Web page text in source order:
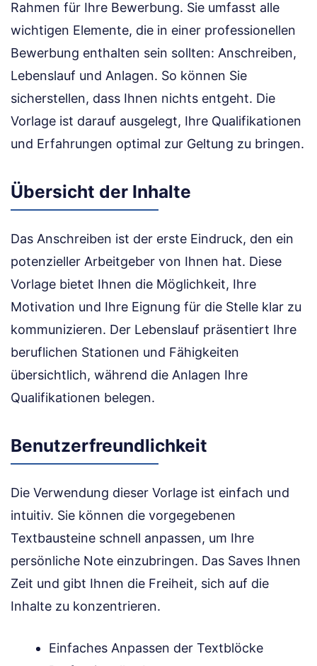
Rahmen für Ihre Bewerbung. Sie umfasst alle
wichtigen Elemente, die in einer professionellen
Bewerbung enthalten sein sollten: Anschreiben,
Lebenslauf und Anlagen. So können Sie
sicherstellen, dass Ihnen nichts entgeht. Die
Vorlage ist darauf ausgelegt, Ihre Qualifikationen
und Erfahrungen optimal zur Geltung zu bringen.
Übersicht der Inhalte
Das Anschreiben ist der erste Eindruck, den ein
potenzieller Arbeitgeber von Ihnen hat. Diese
Vorlage bietet Ihnen die Möglichkeit, Ihre
Motivation und Ihre Eignung für die Stelle klar zu
kommunizieren. Der Lebenslauf präsentiert Ihre
beruflichen Stationen und Fähigkeiten
übersichtlich, während die Anlagen Ihre
Qualifikationen belegen.
Benutzerfreundlichkeit
Die Verwendung dieser Vorlage ist einfach und
intuitiv. Sie können die vorgegebenen
Textbausteine schnell anpassen, um Ihre
persönliche Note einzubringen. Das Saves Ihnen
Zeit und gibt Ihnen die Freiheit, sich auf die
Inhalte zu konzentrieren.
Einfaches Anpassen der Textblöcke